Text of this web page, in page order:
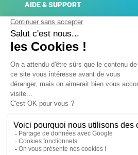
AIDE & SUPPORT
ACTUALITÉS
Mentions
Conditions générales
Plateforme de